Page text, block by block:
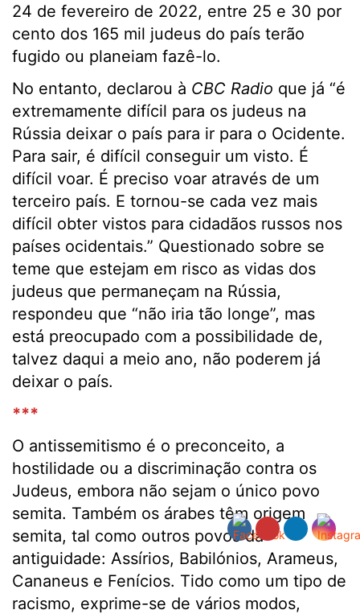
24 de fevereiro de 2022, entre 25 e 30 por
cento dos 165 mil judeus do país terão
fugido ou planeiam fazê-lo.
No entanto, declarou à CBC Radio que já “é
extremamente difícil para os judeus na
Rússia deixar o país para ir para o Ocidente.
Para sair, é difícil conseguir um visto. É
difícil voar. É preciso voar através de um
terceiro país. E tornou-se cada vez mais
difícil obter vistos para cidadãos russos nos
países ocidentais.” Questionado sobre se
teme que estejam em risco as vidas dos
judeus que permaneçam na Rússia,
respondeu que “não iria tão longe”, mas
está preocupado com a possibilidade de,
talvez daqui a meio ano, não poderem já
deixar o país.
***
O antissemitismo é o preconceito, a
hostilidade ou a discriminação contra os
Judeus, embora não sejam o único povo
semita. Também os árabes têm origem
semita, tal como outros povos da
antiguidade: Assírios, Babilónios, Arameus,
Cananeus e Fenícios. Tido como um tipo de
racismo, exprime-se de vários modos,